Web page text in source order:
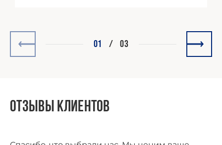
01 / 03
Отзывы клиентов